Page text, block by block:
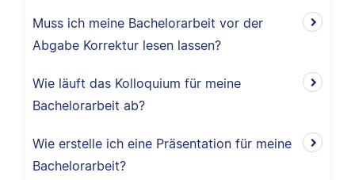
Muss ich meine Bachelorarbeit vor der
Abgabe Korrektur lesen lassen?
Wie läuft das Kolloquium für meine
Bachelorarbeit ab?
Wie erstelle ich eine Präsentation für meine
Bachelorarbeit?